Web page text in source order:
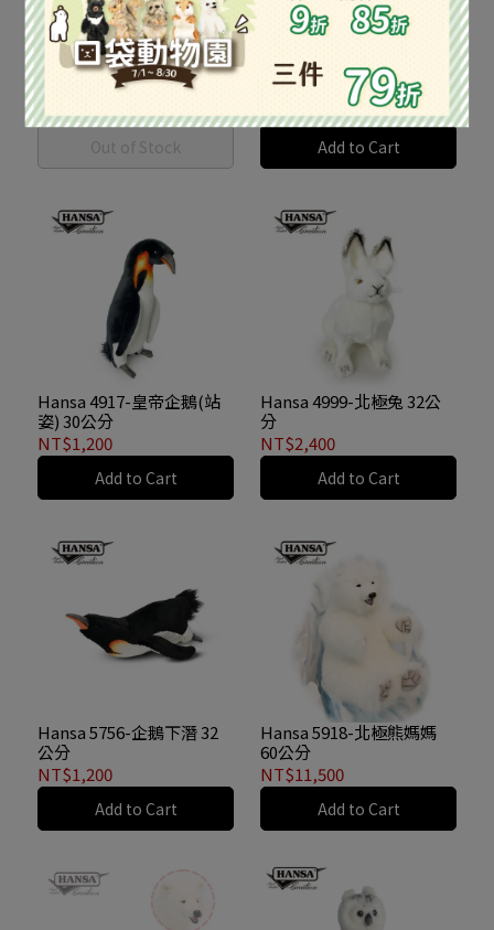
Hansa 4894-皇帝企鵝寶寶
(餵食) 32公分
NT$1,150
Out of Stock
Hansa 4897-皇帝企鵝寶寶
(餵食) 20公分
NT$620
Add to Cart
Hansa 4917-皇帝企鵝(站
姿) 30公分
NT$1,200
Add to Cart
Hansa 4999-北極兔 32公
分
NT$2,400
Add to Cart
Hansa 5756-企鵝下潛 32
公分
NT$1,200
Add to Cart
Hansa 5918-北極熊媽媽
60公分
NT$11,500
Add to Cart